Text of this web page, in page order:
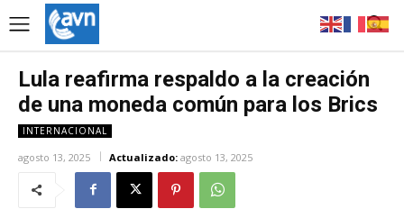
Lula reafirma respaldo a la creación
de una moneda común para los Brics
INTERNACIONAL
agosto 13, 2025 Actualizado: agosto 13, 2025